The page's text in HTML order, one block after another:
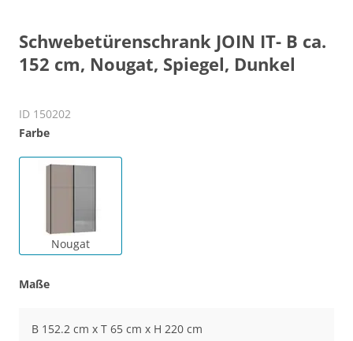
Schwebetürenschrank JOIN IT- B ca.
152 cm, Nougat, Spiegel, Dunkel
ID 150202
Farbe
Nougat
Maße
B 152.2 cm x T 65 cm x H 220 cm